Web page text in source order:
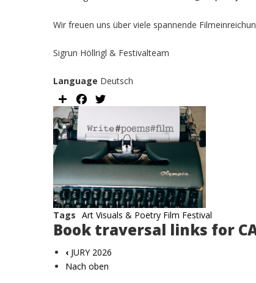
Wir freuen uns über viele spannende
Sigrun Höllrigl & Festivalteam
Language Deutsch
ShareFacebook
Image
Tags Art Visuals & Poetry Film Festival
Book traversal links for
‹ JURY 2026
Nach oben